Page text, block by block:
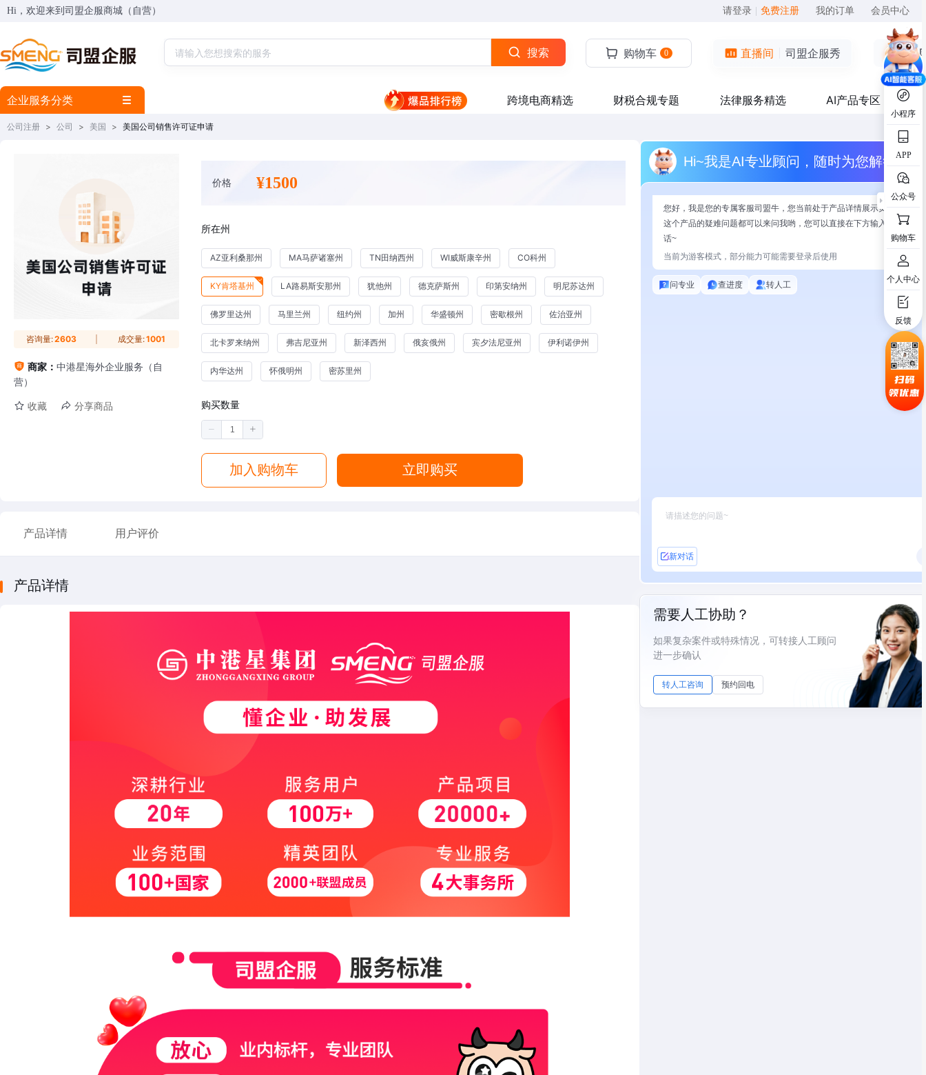
Hi，欢迎来到司盟企服商城（自营） 请登录 免费注册 我的订单 会员中心
小程序
APP
公众号
购物车
个人中心
反馈
扫码
领优惠
搜索 购物车 0 直播间 司盟企服秀
企业服务分类 跨境电商精选 财税合规专题 法律服务精选 AI产品专区
公司注册 > 公司 > 美国 > 美国公司销售许可证申请
咨询量:2603 成交量:1001
商家： 中港星海外企业服务（自
营）
收藏 分享商品
价格 ¥1500
所在州
AZ亚利桑那州 MA马萨诸塞州 TN田纳西州 WI威斯康辛州 CO科州
KY肯塔基州 LA路易斯安那州 犹他州 德克萨斯州 印第安纳州 明尼苏达州
佛罗里达州 马里兰州 纽约州 加州 华盛顿州 密歇根州 佐治亚州
北卡罗来纳州 弗吉尼亚州 新泽西州 俄亥俄州 宾夕法尼亚州 伊利诺伊州
内华达州 怀俄明州 密苏里州
购买数量
加入购物车 立即购买
产品详情 用户评价
产品详情
Hi~我是AI专业顾问，随时为您解答
您好，我是您的专属客服司盟牛，您当前处于产品详情展示页面，有关
这个产品的疑难问题都可以来问我哟，您可以直接在下方输入问题开始
话~
当前为游客模式，部分能力可能需要登录后使用
问专业 查进度 转人工
新对话
需要人工协助？
如果复杂案件或特殊情况，可转接人工顾问
进一步确认
转人工咨询 预约回电